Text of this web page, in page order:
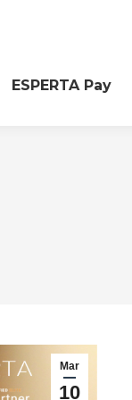
ESPERTA Pay
Mar
10